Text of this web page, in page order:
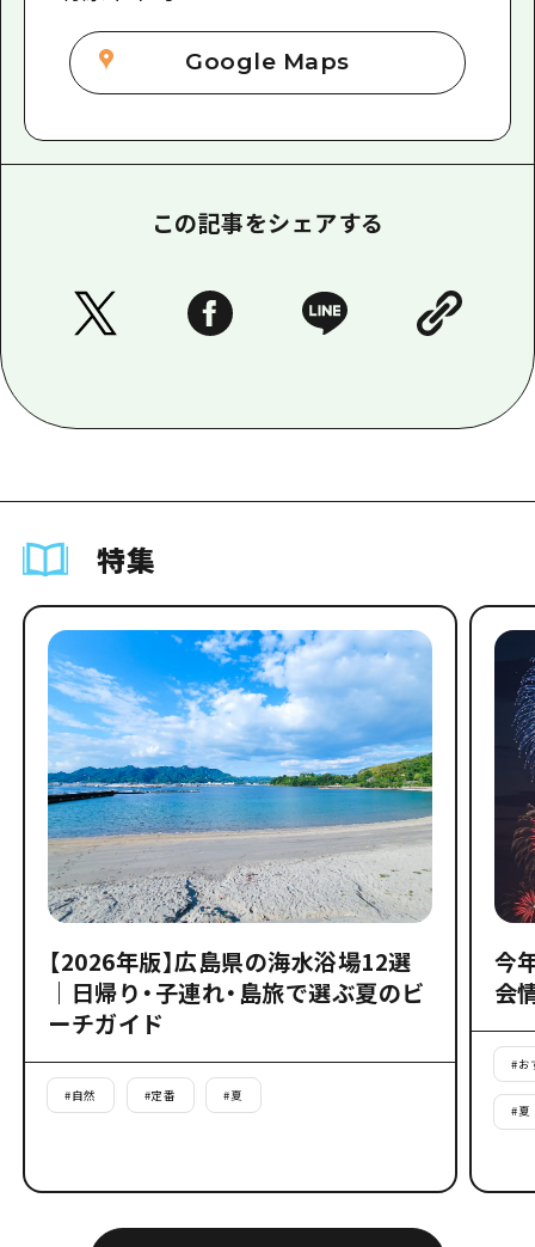
Google Maps
この記事をシェアする
特集
【2026年版】広島県の海水浴場12選
｜日帰り・子連れ・島旅で選ぶ夏のビ
ーチガイド
#自然 #定番 #夏
今
会
#お
#夏